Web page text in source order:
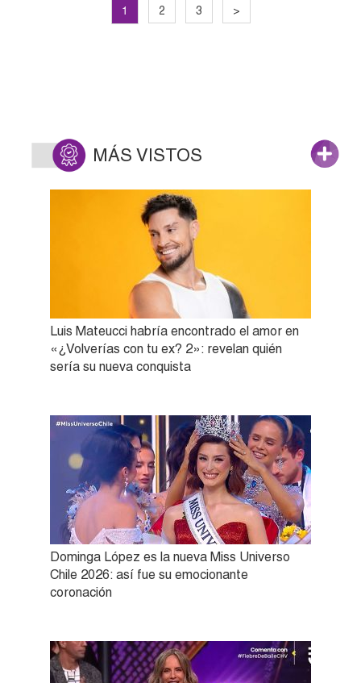
1 2 3 >
MÁS VISTOS
Luis Mateucci habría encontrado el amor en
«¿Volverías con tu ex? 2»: revelan quién
sería su nueva conquista
Dominga López es la nueva Miss Universo
Chile 2026: así fue su emocionante
coronación